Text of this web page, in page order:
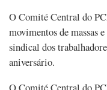
O Comité Central do
movimentos de massas
sindical dos
aniversário.